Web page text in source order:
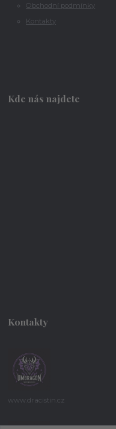
Obchodní podmínky
Kontakty
Kde nás najdete
Kontakty
www.dracistin.cz